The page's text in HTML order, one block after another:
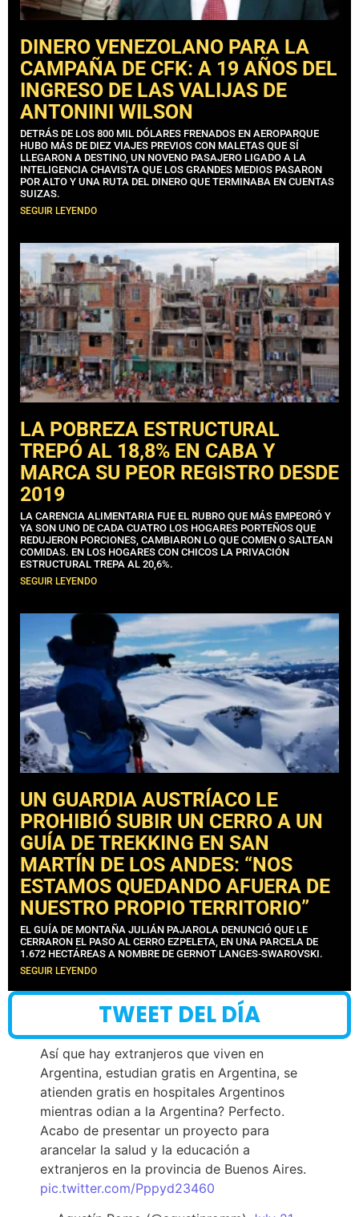
DINERO VENEZOLANO PARA LA
CAMPAÑA DE CFK: A 19 AÑOS DEL
INGRESO DE LAS VALIJAS DE
ANTONINI WILSON
DETRÁS DE LOS 800 MIL DÓLARES FRENADOS EN AEROPARQUE
HUBO MÁS DE DIEZ VIAJES PREVIOS CON MALETAS QUE SÍ
LLEGARON A DESTINO, UN NOVENO PASAJERO LIGADO A LA
INTELIGENCIA CHAVISTA QUE LOS GRANDES MEDIOS PASARON
POR ALTO Y UNA RUTA DEL DINERO QUE TERMINABA EN CUENTAS
SUIZAS.
SEGUIR LEYENDO
LA POBREZA ESTRUCTURAL
TREPÓ AL 18,8% EN CABA Y
MARCA SU PEOR REGISTRO DESDE
2019
LA CARENCIA ALIMENTARIA FUE EL RUBRO QUE MÁS EMPEORÓ Y
YA SON UNO DE CADA CUATRO LOS HOGARES PORTEÑOS QUE
REDUJERON PORCIONES, CAMBIARON LO QUE COMEN O SALTEAN
COMIDAS. EN LOS HOGARES CON CHICOS LA PRIVACIÓN
ESTRUCTURAL TREPA AL 20,6%.
SEGUIR LEYENDO
UN GUARDIA AUSTRÍACO LE
PROHIBIÓ SUBIR UN CERRO A UN
GUÍA DE TREKKING EN SAN
MARTÍN DE LOS ANDES: “NOS
ESTAMOS QUEDANDO AFUERA DE
NUESTRO PROPIO TERRITORIO”
EL GUÍA DE MONTAÑA JULIÁN PAJAROLA DENUNCIÓ QUE LE
CERRARON EL PASO AL CERRO EZPELETA, EN UNA PARCELA DE
1.672 HECTÁREAS A NOMBRE DE GERNOT LANGES-SWAROVSKI.
SEGUIR LEYENDO
TWEET DEL DÍA
Así que hay extranjeros que viven en
Argentina, estudian gratis en Argentina, se
atienden gratis en hospitales Argentinos
mientras odian a la Argentina? Perfecto.
Acabo de presentar un proyecto para
arancelar la salud y la educación a
extranjeros en la provincia de Buenos Aires.
pic.twitter.com/Pppyd23460